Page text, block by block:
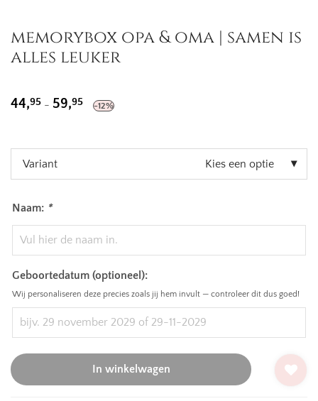
memorybox opa & oma | samen is
alles leuker
44,95 - 59,9544,95
tot-12%
Variant Kies een optie
Naam: *
Geboortedatum (optioneel):
Wij personaliseren deze precies zoals jij hem invult — controleer dit dus goed!
In winkelwagen